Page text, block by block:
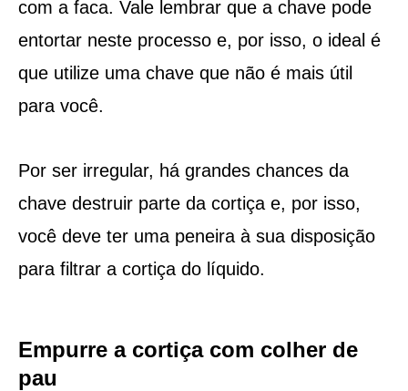
com a faca. Vale lembrar que a chave pode
entortar neste processo e, por isso, o ideal é
que utilize uma chave que não é mais útil
para você.
Por ser irregular, há grandes chances da
chave destruir parte da cortiça e, por isso,
você deve ter uma peneira à sua disposição
para filtrar a cortiça do líquido.
Empurre a cortiça com colher de
pau